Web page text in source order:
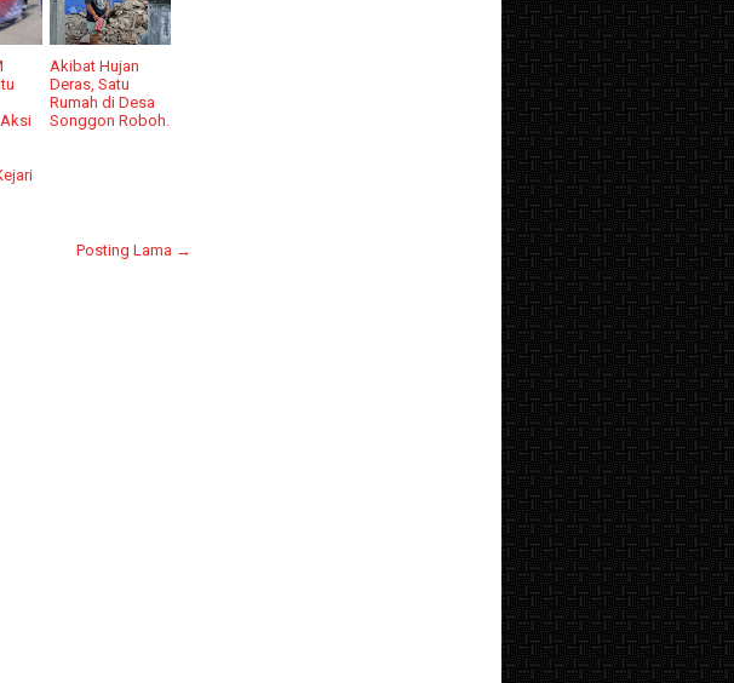
Akibat Hujan
Deras, Satu
Rumah di Desa
Songgon Roboh.
Posting Lama →